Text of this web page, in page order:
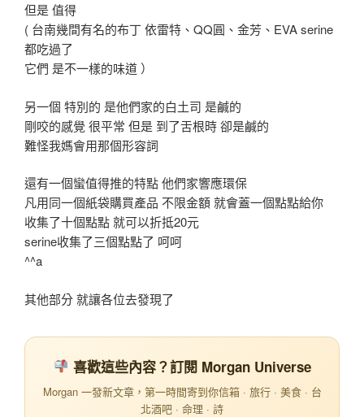
但是 值得
( 台南幾間有名的布丁 依雷特、QQ圓、金芳、EVA serine
都吃過了
它們 是不一樣的味道 ）
另一個 特別的 是他們家的白土司 是鹹的
剛咬的感覺 很平常 但是 到了舌根時 卻是鹹的
難怪我媽會用那個形容詞
還有一個蠻值得推的特點 他們家響應環保
凡用同一個紙袋購買產品 不限金額 就會蓋一個點點給你
收集了十個點點 就可以折抵20元
serine收集了三個點點了 呵呵
^^a
其他部分 就讓各位去發現了
喜歡這些內容？訂閱 Morgan Universe
Morgan 一發新文章，第一時間寄到你信箱 · 旅行 · 美食 · 台
北酒吧 · 命理 · 詩